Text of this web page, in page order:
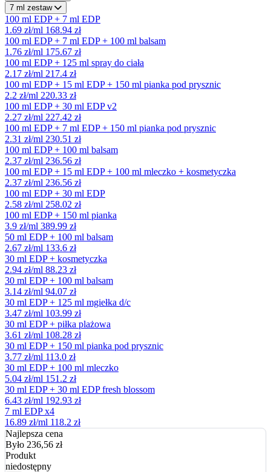
7 ml zestaw
100 ml EDP + 7 ml EDP
1.69 zł/ml 168.94 zł
100 ml EDP + 7 ml EDP + 100 ml balsam
1.76 zł/ml 175.67 zł
100 ml EDP + 125 ml spray do ciała
2.17 zł/ml 217.4 zł
100 ml EDP + 15 ml EDP + 150 ml pianka pod prysznic
2.2 zł/ml 220.33 zł
100 ml EDP + 30 ml EDP v2
2.27 zł/ml 227.42 zł
100 ml EDP + 7 ml EDP + 150 ml pianka pod prysznic
2.31 zł/ml 230.51 zł
100 ml EDP + 100 ml balsam
2.37 zł/ml 236.56 zł
100 ml EDP + 15 ml EDP + 100 ml mleczko + kosmetyczka
2.37 zł/ml 236.56 zł
100 ml EDP + 30 ml EDP
2.58 zł/ml 258.02 zł
100 ml EDP + 150 ml pianka
3.9 zł/ml 389.99 zł
50 ml EDP + 100 ml balsam
2.67 zł/ml 133.6 zł
30 ml EDP + kosmetyczka
2.94 zł/ml 88.23 zł
30 ml EDP + 100 ml balsam
3.14 zł/ml 94.07 zł
30 ml EDP + 125 ml mgiełka d/c
3.47 zł/ml 103.99 zł
30 ml EDP + piłka plażowa
3.61 zł/ml 108.28 zł
30 ml EDP + 150 ml pianka pod prysznic
3.77 zł/ml 113.0 zł
30 ml EDP + 100 ml mleczko
5.04 zł/ml 151.2 zł
30 ml EDP + 30 ml EDP fresh blossom
6.43 zł/ml 192.93 zł
7 ml EDP x4
16.89 zł/ml 118.2 zł
Najlepsza cena
Było 236,56 zł
Produkt
niedostępny